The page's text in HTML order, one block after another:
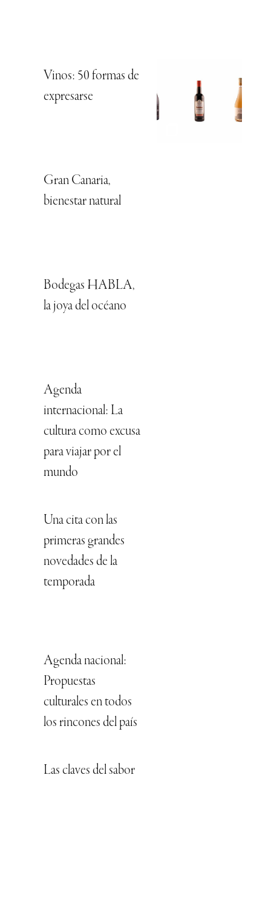
Vinos: 50 formas de
expresarse
Gran Canaria,
bienestar natural
Bodegas HABLA,
la joya del océano
Agenda
internacional: La
cultura como excusa
para viajar por el
mundo
Una cita con las
primeras grandes
novedades de la
temporada
Agenda nacional:
Propuestas
culturales en todos
los rincones del país
Las claves del sabor